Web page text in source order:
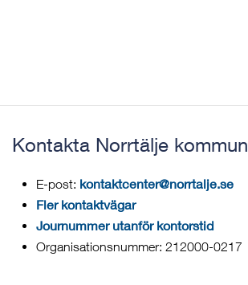
Kontakta Norrtälje kommun
E-post: kontaktcenter@norrtalje.se
Fler kontaktvägar
Journummer utanför kontorstid
Organisationsnummer: 212000-0217